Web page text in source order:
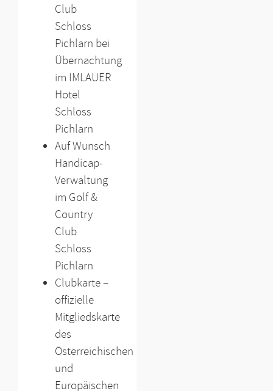
Club
Schloss
Pichlarn bei
Übernachtung
im IMLAUER
Hotel
Schloss
Pichlarn
Auf Wunsch
Handicap-
Verwaltung
im Golf &
Country
Club
Schloss
Pichlarn
Clubkarte –
offizielle
Mitgliedskarte
des
Österreichischen
und
Europäischen